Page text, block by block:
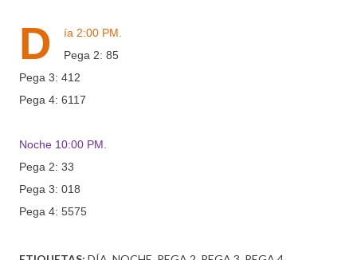
D
ía 2:00 PM.
Pega 2: 85
Pega 3: 412
Pega 4: 6117
Noche 10:00 PM.
Pega 2: 33
Pega 3: 018
Pega 4: 5575